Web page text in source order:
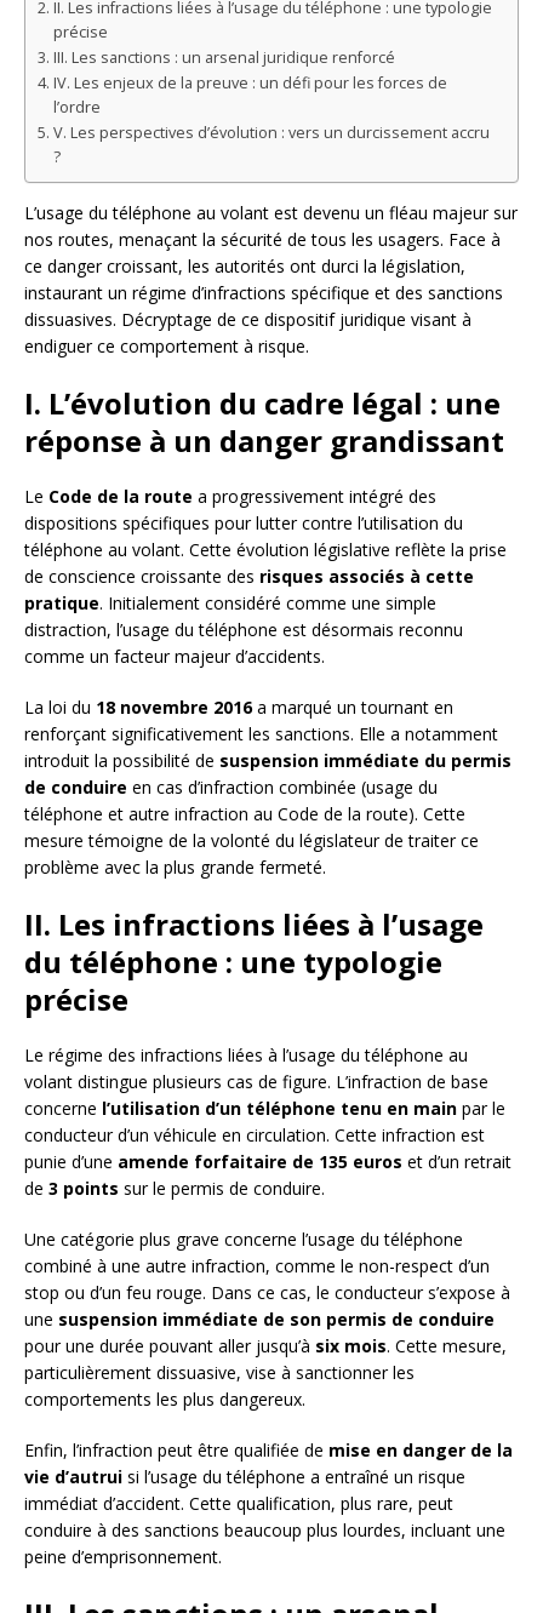
II. Les infractions liées à l’usage du téléphone : une typologie
précise
III. Les sanctions : un arsenal juridique renforcé
IV. Les enjeux de la preuve : un défi pour les forces de
l’ordre
V. Les perspectives d’évolution : vers un durcissement accru
?
L’usage du téléphone au volant est devenu un fléau majeur sur
nos routes, menaçant la sécurité de tous les usagers. Face à
ce danger croissant, les autorités ont durci la législation,
instaurant un régime d’infractions spécifique et des sanctions
dissuasives. Décryptage de ce dispositif juridique visant à
endiguer ce comportement à risque.
I. L’évolution du cadre légal : une
réponse à un danger grandissant
Le Code de la route a progressivement intégré des
dispositions spécifiques pour lutter contre l’utilisation du
téléphone au volant. Cette évolution législative reflète la prise
de conscience croissante des risques associés à cette
pratique. Initialement considéré comme une simple
distraction, l’usage du téléphone est désormais reconnu
comme un facteur majeur d’accidents.
La loi du 18 novembre 2016a marqué un tournant en
renforçant significativement les sanctions. Elle a notamment
introduit la possibilité de suspension immédiate du permis
de conduire en cas d’infraction combinée (usage du
téléphone et autre infraction au Code de la route). Cette
mesure témoigne de la volonté du législateur de traiter ce
problème avec la plus grande fermeté.
II. Les infractions liées à l’usage
du téléphone : une typologie
précise
Le régime des infractions liées à l’usage du téléphone au
volant distingue plusieurs cas de figure. L’infraction de base
concerne l’utilisation d’un téléphone tenu en main par le
conducteur d’un véhicule en circulation. Cette infraction est
punie d’une amende forfaitaire de 135 euros et d’un retrait
de 3 points sur le permis de conduire.
Une catégorie plus grave concerne l’usage du téléphone
combiné à une autre infraction, comme le non-respect d’un
stop ou d’un feu rouge. Dans ce cas, le conducteur s’expose à
une suspension immédiate de son permis de conduire
pour une durée pouvant aller jusqu’à six mois. Cette mesure,
particulièrement dissuasive, vise à sanctionner les
comportements les plus dangereux.
Enfin, l’infraction peut être qualifiée de mise en danger de la
vie d’autrui si l’usage du téléphone a entraîné un risque
immédiat d’accident. Cette qualification, plus rare, peut
conduire à des sanctions beaucoup plus lourdes, incluant une
peine d’emprisonnement.